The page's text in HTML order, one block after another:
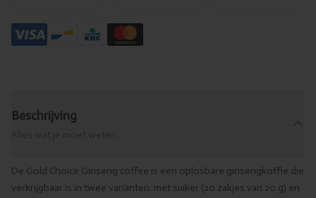
Beschrijving
De Gold Choice Ginseng coffee is een oplosbare ginsengkoffie die
verkrijgbaar is in twee varianten: met suiker (20 zakjes van 20 g) en